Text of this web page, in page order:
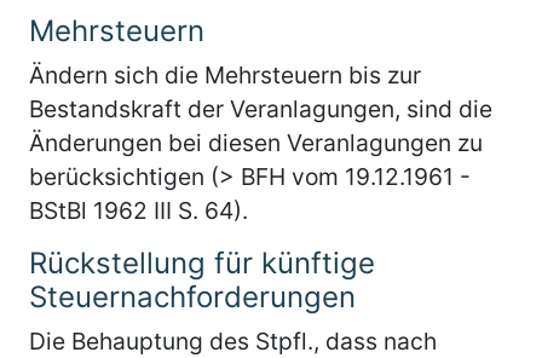
Mehrsteuern
Ändern sich die Mehrsteuern bis zur
Bestandskraft der Veranlagungen, sind die
Änderungen bei diesen Veranlagungen zu
berücksichtigen (> BFH vom 19.12.1961 -
BStBl 1962 III S. 64).
Rückstellung für künftige
Steuernachforderungen
Die Behauptung des Stpfl., dass nach